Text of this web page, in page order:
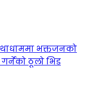
भक्तजनको
ठूलो भिड